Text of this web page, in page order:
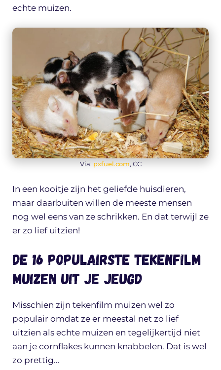
echte muizen.
Via: pxfuel.com, CC
In een kooitje zijn het geliefde huisdieren,
maar daarbuiten willen de meeste mensen
nog wel eens van ze schrikken. En dat terwijl ze
er zo lief uitzien!
De 16 populairste tekenfilm
muizen uit je jeugd
Misschien zijn tekenfilm muizen wel zo
populair omdat ze er meestal net zo lief
uitzien als echte muizen en tegelijkertijd niet
aan je cornflakes kunnen knabbelen. Dat is wel
zo prettig…